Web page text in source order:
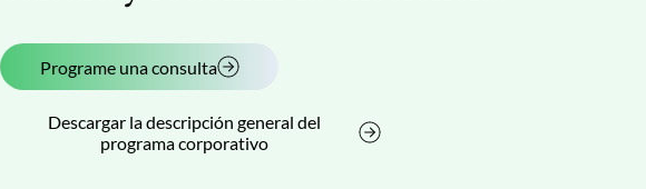
Programe una consulta
Descargar la descripción general del
programa corporativo